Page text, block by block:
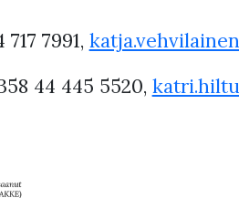
7991,
44 445 5520,